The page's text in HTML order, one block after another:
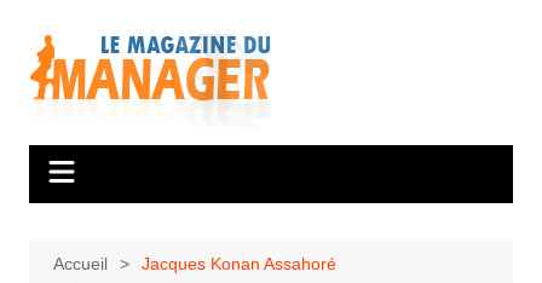
contenu
Accueil Jacques Konan Assahoré